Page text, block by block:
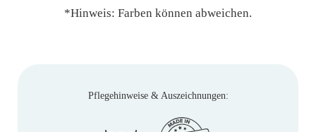
*Hinweis: Farben können abweichen.
Pflegehinweise & Auszeichnungen: